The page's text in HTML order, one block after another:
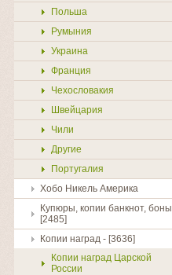
Польша
Румыния
Украина
Франция
Чехословакия
Швейцария
Чили
Другие
Португалия
Хобо Никель Америка
Купюры, копии банкнот, боны
[2485]
Копии наград - [3636]
Копии наград Царской
России